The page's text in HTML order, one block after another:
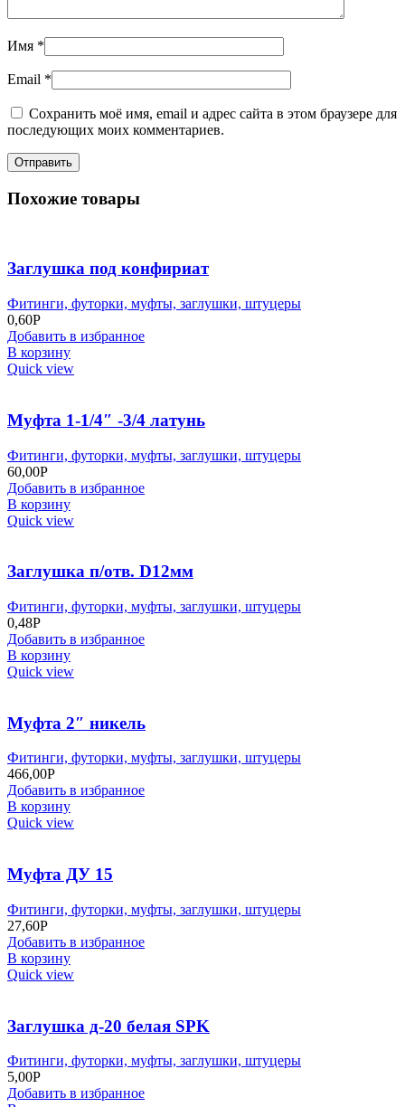
Имя *
Email *
Сохранить моё имя, email и адрес сайта в этом браузере для
последующих моих комментариев.
Похожие товары
Заглушка под конфириат
Фитинги, футорки, муфты, заглушки, штуцеры
0,60Р
Добавить в избранное
В корзину
Quick view
Муфта 1-1/4″ -3/4 латунь
Фитинги, футорки, муфты, заглушки, штуцеры
60,00Р
Добавить в избранное
В корзину
Quick view
Заглушка п/отв. D12мм
Фитинги, футорки, муфты, заглушки, штуцеры
0,48Р
Добавить в избранное
В корзину
Quick view
Муфта 2″ никель
Фитинги, футорки, муфты, заглушки, штуцеры
466,00Р
Добавить в избранное
В корзину
Quick view
Муфта ДУ 15
Фитинги, футорки, муфты, заглушки, штуцеры
27,60Р
Добавить в избранное
В корзину
Quick view
Заглушка д-20 белая SPK
Фитинги, футорки, муфты, заглушки, штуцеры
5,00Р
Добавить в избранное